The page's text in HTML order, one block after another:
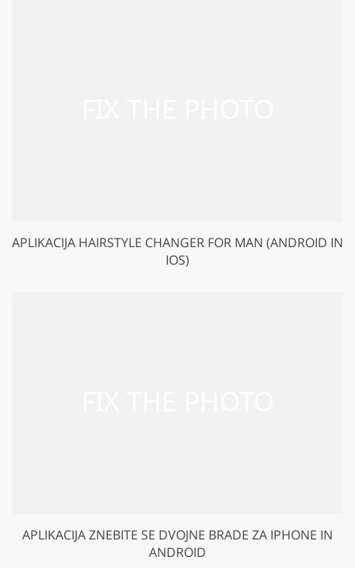
APLIKACIJA HAIRSTYLE CHANGER FOR MAN (ANDROID IN
IOS)
APLIKACIJA ZNEBITE SE DVOJNE BRADE ZA IPHONE IN
ANDROID